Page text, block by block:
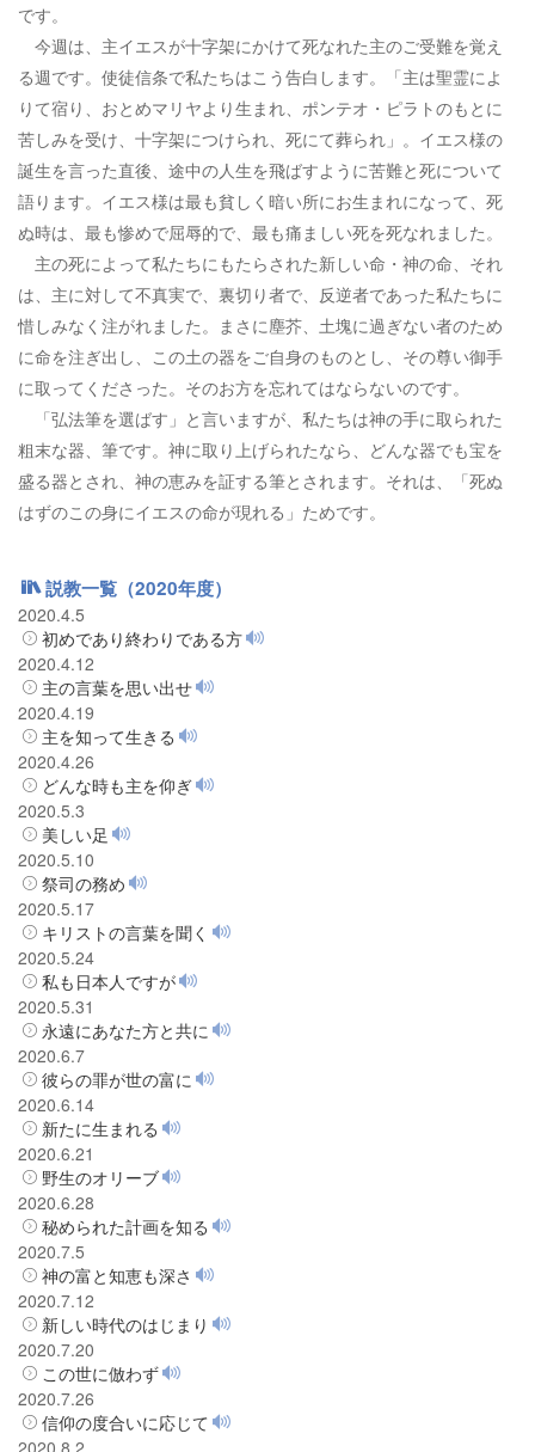
です。
今週は、主イエスが十字架にかけて死なれた主のご受難を覚え
る週です。使徒信条で私たちはこう告白します。「主は聖霊によ
りて宿り、おとめマリヤより生まれ、ポンテオ・ピラトのもとに
苦しみを受け、十字架につけられ、死にて葬られ」。イエス様の
誕生を言った直後、途中の人生を飛ばすように苦難と死について
語ります。イエス様は最も貧しく暗い所にお生まれになって、死
ぬ時は、最も惨めで屈辱的で、最も痛ましい死を死なれました。
主の死によって私たちにもたらされた新しい命・神の命、それ
は、主に対して不真実で、裏切り者で、反逆者であった私たちに
惜しみなく注がれました。まさに塵芥、土塊に過ぎない者のため
に命を注ぎ出し、この土の器をご自身のものとし、その尊い御手
に取ってくださった。そのお方を忘れてはならないのです。
「弘法筆を選ばす」と言いますが、私たちは神の手に取られた
粗末な器、筆です。神に取り上げられたなら、どんな器でも宝を
盛る器とされ、神の恵みを証する筆とされます。それは、「死ぬ
はずのこの身にイエスの命が現れる」ためです。
説教一覧（2020年度）
2020.4.5
初めであり終わりである方
2020.4.12
主の言葉を思い出せ
2020.4.19
主を知って生きる
2020.4.26
どんな時も主を仰ぎ
2020.5.3
美しい足
2020.5.10
祭司の務め
2020.5.17
キリストの言葉を聞く
2020.5.24
私も日本人ですが
2020.5.31
永遠にあなた方と共に
2020.6.7
彼らの罪が世の富に
2020.6.14
新たに生まれる
2020.6.21
野生のオリーブ
2020.6.28
秘められた計画を知る
2020.7.5
神の富と知恵も深さ
2020.7.12
新しい時代のはじまり
2020.7.20
この世に倣わず
2020.7.26
信仰の度合いに応じて
2020.8.2